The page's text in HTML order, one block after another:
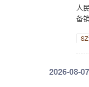
人
备
SZ
2026-08-